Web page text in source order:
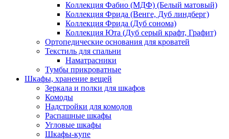
Коллекция Фабио (МДФ) (Белый матовый)
Коллекция Фрида (Венге, Дуб линдберг)
Коллекция Фрида (Дуб сонома)
Коллекция Юта (Дуб серый крафт, Графит)
Ортопедические основания для кроватей
Текстиль для спальни
Наматрасники
Тумбы прикроватные
Шкафы, хранение вещей
Зеркала и полки для шкафов
Комоды
Надстройки для комодов
Распашные шкафы
Угловые шкафы
Шкафы-купе